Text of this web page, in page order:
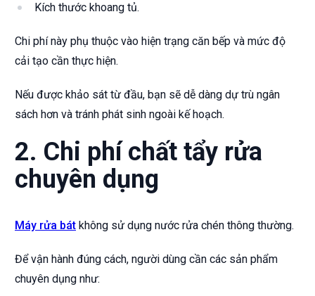
Kích thước khoang tủ.
Chi phí này phụ thuộc vào hiện trạng căn bếp và mức độ
cải tạo cần thực hiện.
Nếu được khảo sát từ đầu, bạn sẽ dễ dàng dự trù ngân
sách hơn và tránh phát sinh ngoài kế hoạch.
2. Chi phí chất tẩy rửa
chuyên dụng
Máy rửa bát không sử dụng nước rửa chén thông thường.
Để vận hành đúng cách, người dùng cần các sản phẩm
chuyên dụng như: